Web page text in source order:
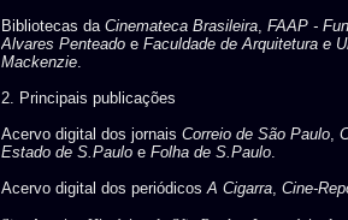
Bibliotecas da Cinemateca Brasileira FAAP -
Alvares Penteado e Faculdade de Arquitetura e
Mackenzie
2. Principais publicações
Acervo digital dos jornais Correio de São Paulo
Estado de S.Paulo e Folha de S.Paulo
Acervo digital dos periódicos A Cigarra Cine-